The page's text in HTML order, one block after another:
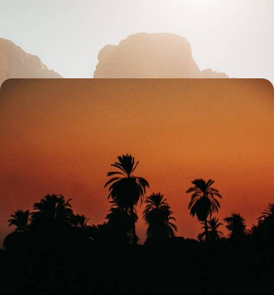
14 jours, de 7300 à 8900 €
1